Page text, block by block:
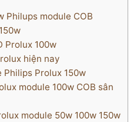
Philups module COB
Prolux 100w
hiện nay
Prolux 150w
module 100w COB sân
module 50w 100w 150w